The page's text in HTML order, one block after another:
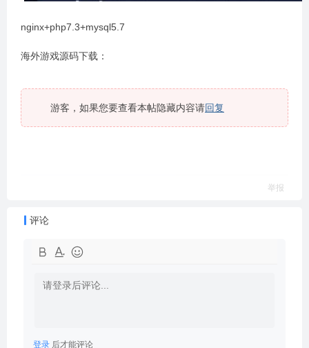
nginx+php7.3+mysql5.7
海外游戏源码下载：
游客，如果您要查看本帖隐藏内容请回复
举报
评论
登录 后才能评论